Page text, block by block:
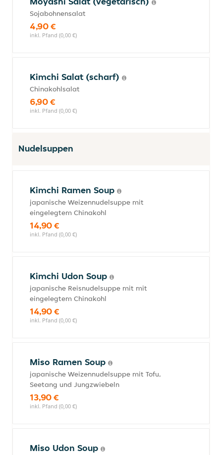
Sojabohnensalat
4,90 €
inkl. Pfand (0,00 €)
Kimchi Salat (scharf)
Chinakohlsalat
6,90 €
inkl. Pfand (0,00 €)
Nudelsuppen
Kimchi Ramen Soup
japanische Weizennudelsuppe mit
eingelegtem Chinakohl
14,90 €
inkl. Pfand (0,00 €)
Kimchi Udon Soup
japanische Reisnudelsuppe mit mit
eingelegtem Chinakohl
14,90 €
inkl. Pfand (0,00 €)
Miso Ramen Soup
japanische Weizennudelsuppe mit Tofu,
Seetang und Jungzwiebeln
13,90 €
inkl. Pfand (0,00 €)
Miso Udon Soup